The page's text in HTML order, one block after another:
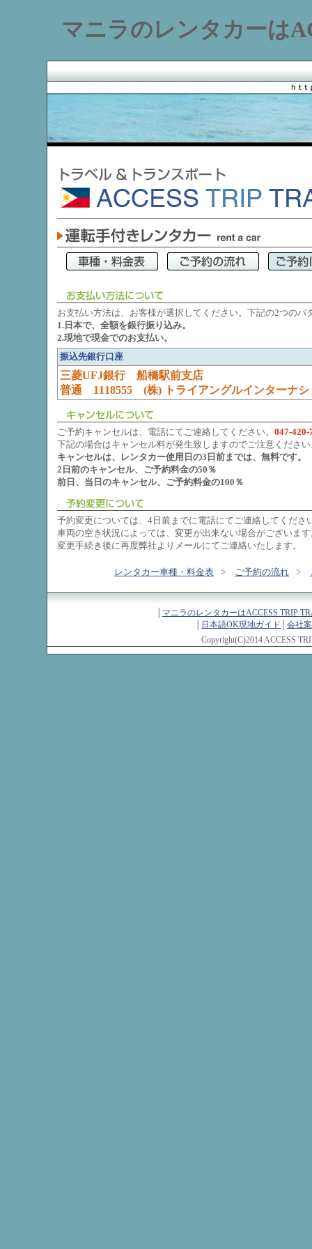
マニラのレンタカーは
お支払い方法は、お客様が選択してください。下記の2つのパ
1.日本で、全額を銀行振り込み。
2.現地で現金でのお支払い。
振込先銀行口座
三菱UFJ銀行 船橋駅前支店
普通 1118555 (株) トライアングルインターナシ
ご予約キャンセルは、電話にてご連絡してください。 047-420-
下記の場合はキャンセル料が発生致しますのでご注意ください
キャンセルは、レンタカー使用日の3日前までは、無料です。
2日前のキャンセル、ご予約料金の50％
前日、当日のキャンセル、ご予約料金の100％
予約変更については、4日前までに電話にてご連絡してくださ
車両の空き状況によっては、変更が出来ない場合がございます
変更手続き後に再度弊社よりメールにてご連絡いたします。
レンタカー車種・料金表 > ご予約の流れ >
マニラのレンタカーはACCESS TRIP
日本語OK現地ガイド
会社
Copyright(C)2014 ACCESS